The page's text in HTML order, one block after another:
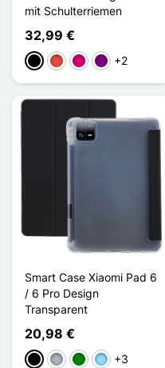
mit Schulterriemen
32,99 €
Schwarz
Rot Magenta
Violett
+2
Smart Case Xiaomi Pad 6
/ 6 Pro Design
Transparent
20,98 €
Schwarz
GrauGrünHellblau
+3